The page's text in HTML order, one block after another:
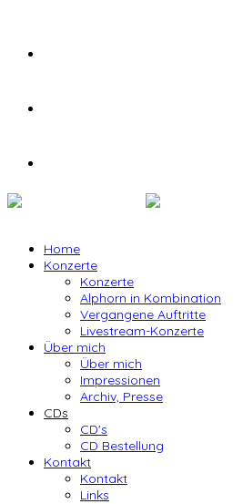
Home
Konzerte
Konzerte
Alphorn in Kombination
Vergangene Auftritte
Livestream-Konzerte
Über mich
Über mich
Impressionen
Archiv, Presse
CDs
CD's
CD Bestellung
Kontakt
Kontakt
Links